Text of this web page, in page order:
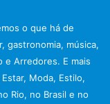
o que há de
gastronomia, música,
Arredores. E mais
Moda, Estilo,
Rio, no Brasil e no